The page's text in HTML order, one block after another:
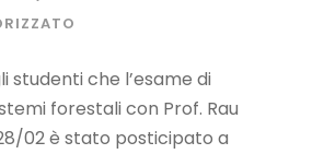
studenti che l’esame di
forestali con Prof. Rau
02 è stato posticipato a